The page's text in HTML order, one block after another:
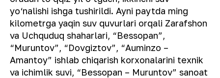
yo‘nalishi ishga tushirildi. Ayni paytda ming
kilometrga yaqin suv quvurlari orqali Zarafshon
va Uchquduq shaharlari, “Bessopan”,
“Muruntov”, “Dovgiztov”, “Auminzo –
Amantoy” ishlab chiqarish korxonalarini texnik
va ichimlik suvi, “Bessopan – Muruntov” sanoat